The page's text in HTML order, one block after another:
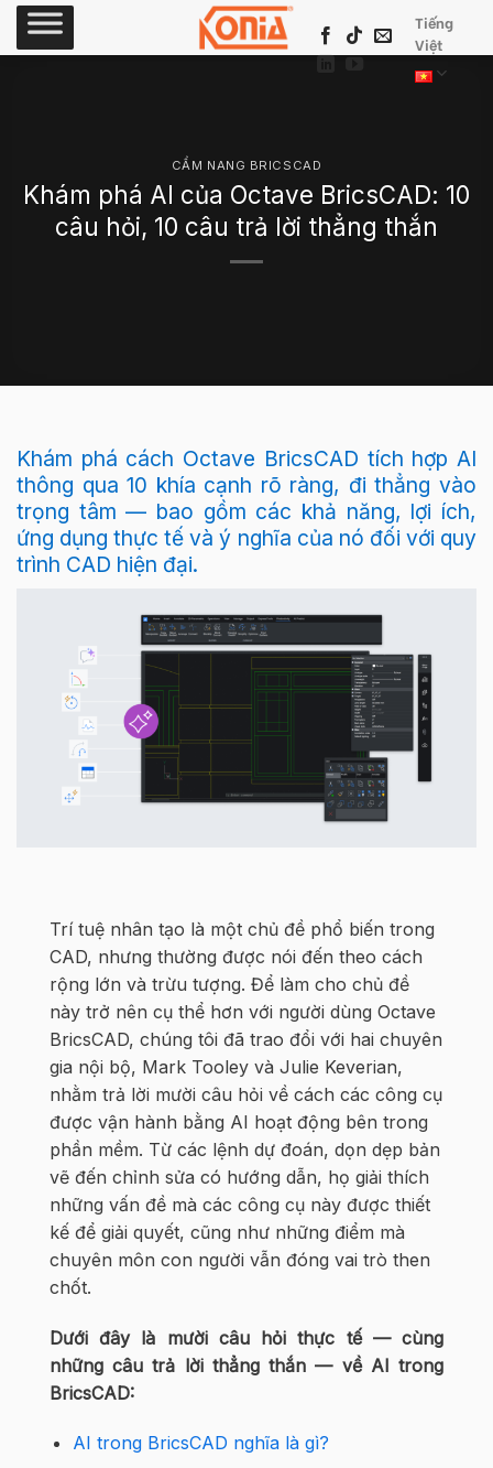
Skip
Tiếng
Việt
CẨM NANG BRICSCAD
Khám phá AI của Octave BricsCAD: 10
câu hỏi, 10 câu trả lời thẳng thắn
Khám phá cách Octave BricsCAD tích hợp AI
thông qua 10 khía cạnh rõ ràng, đi thẳng vào
trọng tâm — bao gồm các khả năng, lợi ích,
ứng dụng thực tế và ý nghĩa của nó đối với quy
trình CAD hiện đại.
Trí tuệ nhân tạo là một chủ đề phổ biến trong
CAD, nhưng thường được nói đến theo cách
rộng lớn và trừu tượng. Để làm cho chủ đề
này trở nên cụ thể hơn với người dùng Octave
BricsCAD, chúng tôi đã trao đổi với hai chuyên
gia nội bộ, Mark Tooley và Julie Keverian,
nhằm trả lời mười câu hỏi về cách các công cụ
được vận hành bằng AI hoạt động bên trong
phần mềm. Từ các lệnh dự đoán, dọn dẹp bản
vẽ đến chỉnh sửa có hướng dẫn, họ giải thích
những vấn đề mà các công cụ này được thiết
kế để giải quyết, cũng như những điểm mà
chuyên môn con người vẫn đóng vai trò then
chốt.
Dưới đây là mười câu hỏi thực tế — cùng
những câu trả lời thẳng thắn — về AI trong
BricsCAD:
AI trong BricsCAD nghĩa là gì?